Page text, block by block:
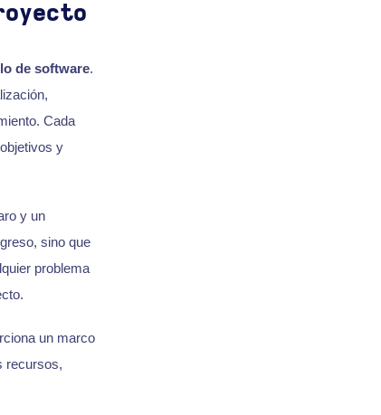
de software.
Cada
y
y un
sino que
problema
un marco
recursos,